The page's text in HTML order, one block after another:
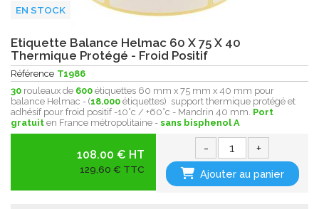
EN STOCK
Etiquette Balance Helmac 60 X 75 X 40
Thermique Protégé - Froid Positif
Référence T1986
30 rouleaux de 600 étiquettes 60 mm x 75 mm x 40 mm pour
balance Helmac - (18.000 étiquettes) support thermique protégé et
adhésif pour froid positif -10°c / +60°c - Mandrin 40 mm. Port
gratuit en France métropolitaine - sans bisphenol A
108.00 € HT
129,60 € TTC
- +
Ajouter au panier